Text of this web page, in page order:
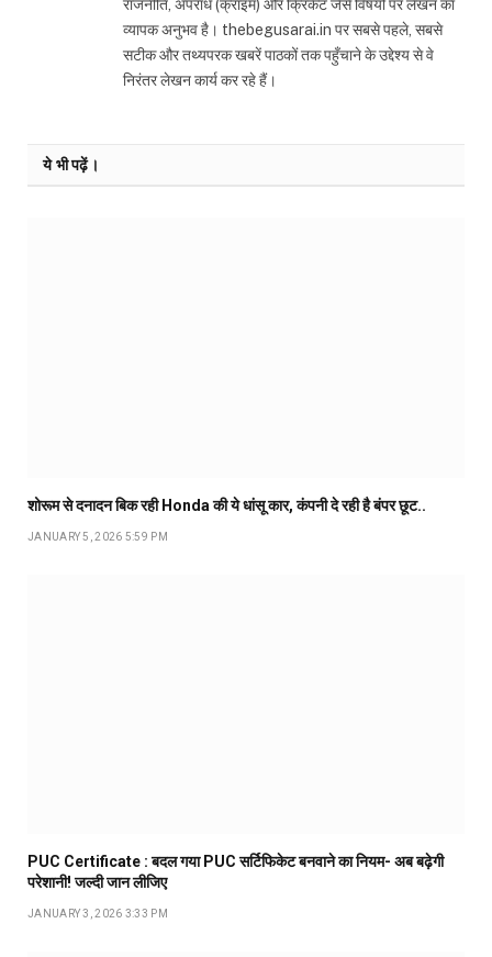
राजनीति, अपराध (क्राइम) और क्रिकेट जैसे विषयों पर लेखन का
व्यापक अनुभव है। thebegusarai.in पर सबसे पहले, सबसे
सटीक और तथ्यपरक खबरें पाठकों तक पहुँचाने के उद्देश्य से वे
निरंतर लेखन कार्य कर रहे हैं।
ये भी पढ़ें।
शोरूम से दनादन बिक रही Honda की ये धांसू कार, कंपनी दे रही है बंपर छूट..
JANUARY 5, 2026 5:59 PM
PUC Certificate : बदल गया PUC सर्टिफिकेट बनवाने का नियम- अब बढ़ेगी
परेशानी! जल्दी जान लीजिए
JANUARY 3, 2026 3:33 PM